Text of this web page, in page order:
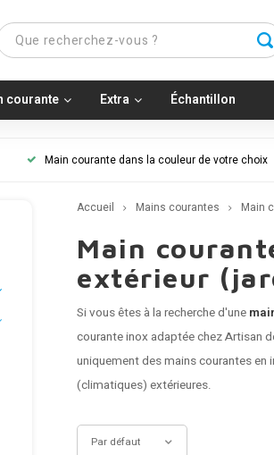
courante Extra Échantillon
Main courante dans la couleur de votre choix
Accueil Mains courantes Main
Main
extérieur
Si vous êtes à la recherche d'une
courante inox adaptée chez Artisan
uniquement desmains courantesen
(climatiques) extérieures.
Par défaut